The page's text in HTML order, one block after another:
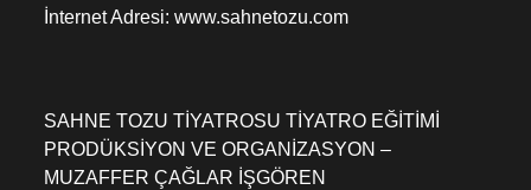
İnternet Adresi: www.sahnetozu.com
SAHNE TOZU TİYATROSU TİYATRO EĞİTİMİ
PRODÜKSİYON VE ORGANİZASYON –
MUZAFFER ÇAĞLAR İŞGÖREN